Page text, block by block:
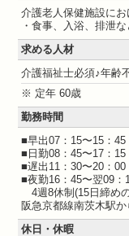
介護老人保健施設に
・食事、入浴、排泄
求める人材
介護福祉士必須♪年齢
※ 定年 60歳
勤務時間
■早出07：15〜15：45
■日勤08：45〜17：15
■遅出11：30〜20：00
■夜勤16：45〜翌09：
4週8休制(15日締め
阪急京都線南茨木駅
休日・休暇